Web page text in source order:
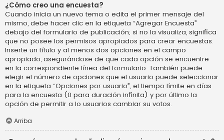
¿Cómo creo una encuesta?
Cuando inicia un nuevo tema o edita el primer mensaje del
mismo, debe hacer clic en la etiqueta “Agregar Encuesta”
debajo del formulario de publicación; si no la visualiza, significa
que no posee los permisos apropiados para crear encuestas.
Inserte un título y al menos dos opciones en el campo
apropiado, asegurándose de que cada opción se encuentre
en la correspondiente línea del formulario. También puede
elegir el número de opciones que el usuario puede seleccionar
en la etiqueta “Opciones por usuario”, el tiempo límite en días
para la encuesta (0 para duración infinita) y por último la
opción de permitir a lo usuarios cambiar su votos.
Arriba